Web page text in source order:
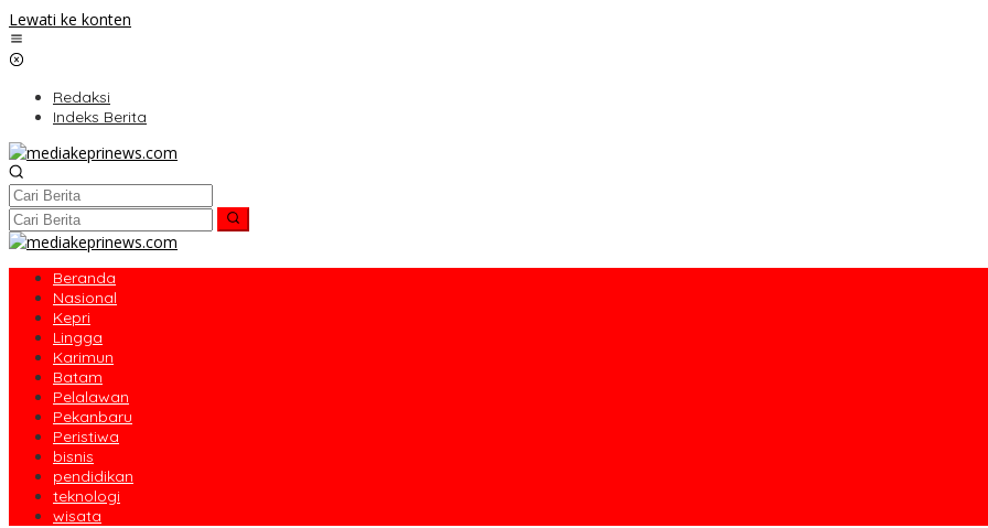
Lewati ke konten
Redaksi
Indeks Berita
Beranda
Nasional
Kepri
Lingga
Karimun
Batam
Pelalawan
Pekanbaru
Peristiwa
bisnis
pendidikan
teknologi
wisata